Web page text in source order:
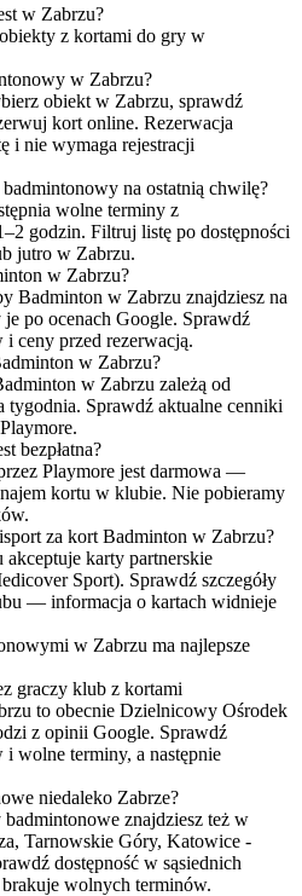
w Zabrzu?
z kortami do gry w
w Zabrzu?
obiekt w Zabrzu, sprawdź
kort online. Rezerwacja
i nie wymaga rejestracji
na ostatnią chwilę?
wolne terminy z
godzin. Filtruj listę po dostępności
jutro w Zabrzu.
w Zabrzu?
Badminton w Zabrzu znajdziesz na
po ocenach Google. Sprawdź
ceny przed rezerwacją.
w Zabrzu?
w Zabrzu zależą od
tygodnia. Sprawdź aktualne cenniki
bezpłatna?
Playmore jest darmowa —
kortu w klubie. Nie pobieramy
za kort Badminton w Zabrzu?
karty partnerskie
Sport). Sprawdź szczegóły
— informacja o kartach widnieje
w Zabrzu ma najlepsze
graczy klub z kortami
to obecnie Dzielnicowy Ośrodek
z opinii Google. Sprawdź
wolne terminy, a następnie
niedaleko Zabrze?
znajdziesz też w
Tarnowskie Góry, Katowice -
dostępność w sąsiednich
wolnych terminów.